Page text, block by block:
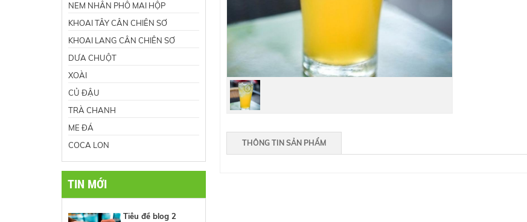
NEM NHÂN PHÔ MAI HỘP
KHOAI TÂY CÂN CHIÊN SƠ
KHOAI LANG CÂN CHIÊN SƠ
DƯA CHUỘT
XOÀI
CỦ ĐẬU
TRÀ CHANH
ME ĐÁ
COCA LON
TIN MỚI
Tiêu đề blog 2
THÔNG TIN SẢN PHẨM